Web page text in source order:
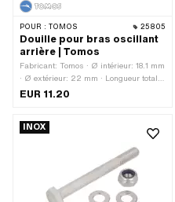
POUR : TOMOS 25805
Douille pour bras oscillant
arrière | Tomos
Fabricant: Tomos · Ø intérieur: 18.1 mm
· Ø extérieur: 22 mm · Longueur totale:
28 mm · Tomos numéro OEM: 209141
EUR 11.20
INOX